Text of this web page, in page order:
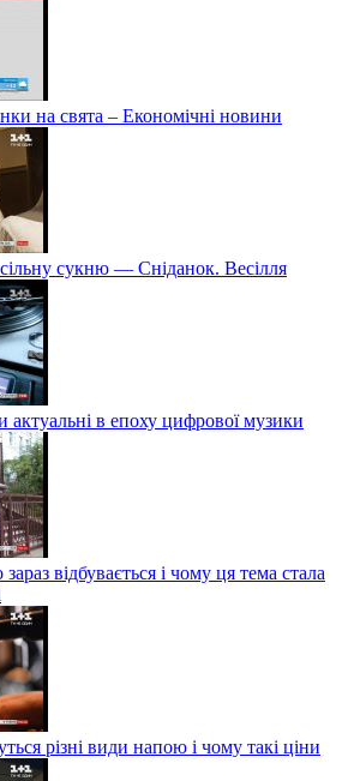
на свята – Економічні новини
сукню — Сніданок. Весілля
актуальні в епоху цифрової музики
відбувається і чому ця тема стала
різні види напою і чому такі ціни